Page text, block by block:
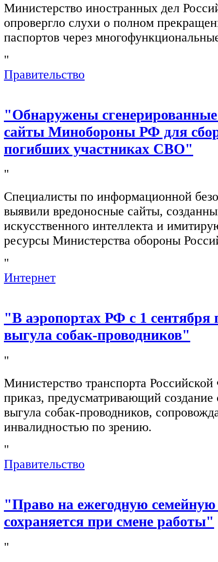
Министерство иностранных дел
опровергло слухи о полном
паспортов через
"
Правительство
"Обнаружены
сайты Минобороны РФ для
погибших участниках СВО"
"
Специалисты по информационной
выявили вредоносные сайты,
искусственного интеллекта и
ресурсы Министерства обороны
"
Интернет
"В аэропортах РФ с 1 сентября
выгула собак-проводников"
"
Министерство транспорта
приказ, предусматривающий создание
выгула собак-проводников,
инвалидностью по зрению.
"
Правительство
"Право на ежегодную
сохраняется при смене работы"
"